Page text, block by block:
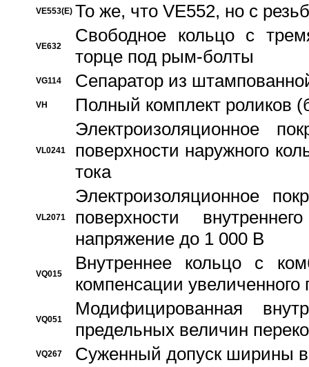
VE553(E) То же, что VE552, но с
VE632
Свободное кольцо с
торце под рым-болты
VG114 Сепаратор из
VH Полный комплект роликов
VL0241
Электроизоляционное
поверхности наружного
тока
VL2071
Электроизоляционное
поверхности
напряжение до 1 000 В
VQ015
Bнутреннее кольцо с
компенсации увеличенного
VQ051
Модифицированная
предельных величин
VQ267 Суженный допуск ширины